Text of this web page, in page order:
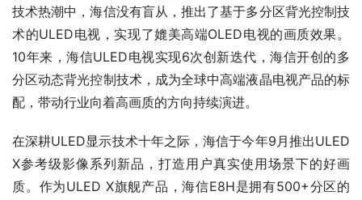
技术热潮中，海信没有盲从，推出了基于多分区背光控制技
术的ULED电视，实现了媲美高端OLED电视的画质效果。
10年来，海信ULED电视实现6次创新迭代，海信开创的多
分区动态背光控制技术，成为全球中高端液晶电视产品的标
配，带动行业向着高画质的方向持续演进。
在深耕ULED显示技术十年之际，海信于今年9月推出ULED
X参考级影像系列新品，打造用户真实使用场景下的好画
质。作为ULED X旗舰产品，海信E8H是拥有500+分区的